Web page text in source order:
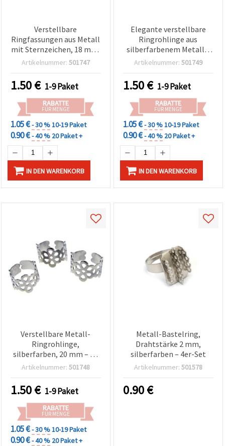
Verstellbare
Ringfassungen aus Metall
mit Sternzeichen, 18 mm,
silberfarben - 10 Stück
Artikelnummer: 501747
1.50€ 1-9 Paket
RABATTE
FÜR MENGE
1.05 €- 30 %10-19 Paket
0.90 €- 40 % 20 Paket +
IN DEN WARENKORB
Elegante verstellbare
Ringrohlinge aus
silberfarbenem Metall –
20 mm, 10 Stück – Ideal
Modeschmuck & kreative
DIY-Bastelprojekte
Artikelnummer: 501749
1.50€ 1-9 Paket
RABATTE
FÜR MENGE
1.05 €- 30 %10-19 Paket
0.90 €- 40 % 20 Paket +
IN DEN WARENKORB
Verstellbare Metall-
Ringrohlinge,
silberfarben, 20 mm – 10
Stück
Artikelnummer: 501748
1.50€ 1-9 Paket
RABATTE
FÜR MENGE
1.05 €- 30 %10-19 Paket
0.90 €- 40 % 20 Paket +
Metall-Bastelring,
Drahtstärke 2 mm,
silberfarben – 4er-Set
Artikelnummer: 501578
0.90€